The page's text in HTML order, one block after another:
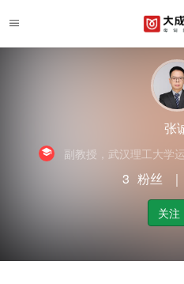
张
副教授，武汉理工大学
3 粉丝 ｜
关注